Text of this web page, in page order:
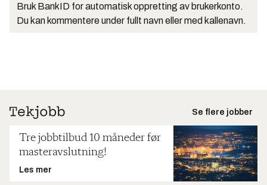
Bruk BankID for automatisk oppretting av brukerkonto.
Du kan kommentere under fullt navn eller med kallenavn.
Se flere jobber
Tre jobbtilbud 10 måneder før
masteravslutning!
Les mer